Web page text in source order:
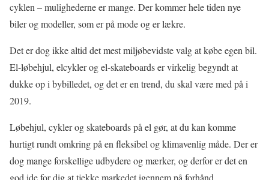
cyklen – mulighederne er mange. Der kommer hele tiden nye
biler og modeller, som er på mode og er lækre.
Det er dog ikke altid det mest miljøbevidste valg at købe egen bil.
El-løbehjul, elcykler og el-skateboards er virkelig begyndt at
dukke op i bybilledet, og det er en trend, du skal være med på i
2019.
Løbehjul, cykler og skateboards på el gør, at du kan komme
hurtigt rundt omkring på en fleksibel og klimavenlig måde. Der er
dog mange forskellige udbydere og mærker, og derfor er det en